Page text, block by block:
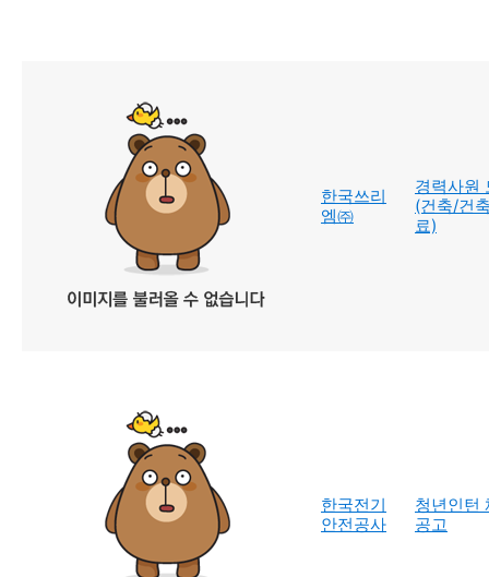
한국쓰리
엠㈜
경력사원
(건축/건
료)
한국전기
안전공사
청년인턴
공고